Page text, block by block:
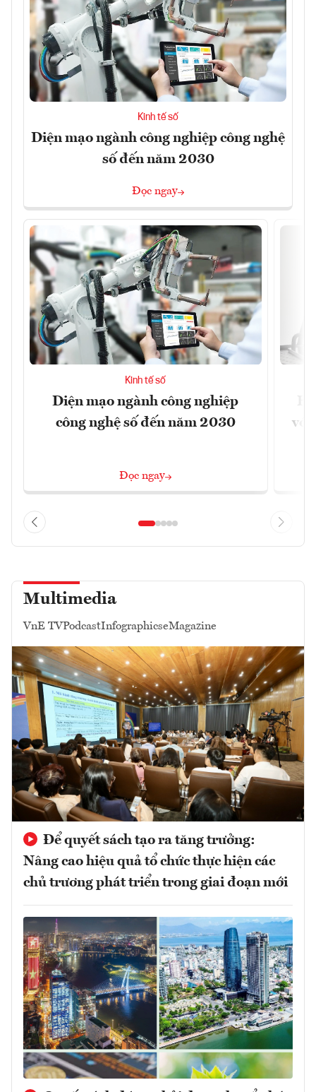
Kinh tế số
Diện mạo ngành công nghiệp công nghệ
số đến năm 2030
Đọc ngay
Kinh tế số
Diện mạo ngành công nghiệp
công nghệ số đến năm 2030
Đọc ngay
với
Multimedia
VnE TVPodcastInfographicseMagazine
Để quyết sách tạo ra tăng trưởng:
Nâng cao hiệu quả tổ chức thực hiện các
chủ trương phát triển trong giai đoạn mới